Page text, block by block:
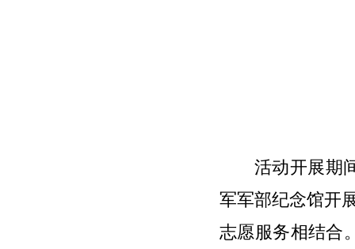
活动开展期
军军部纪念馆开
志愿服务相结合